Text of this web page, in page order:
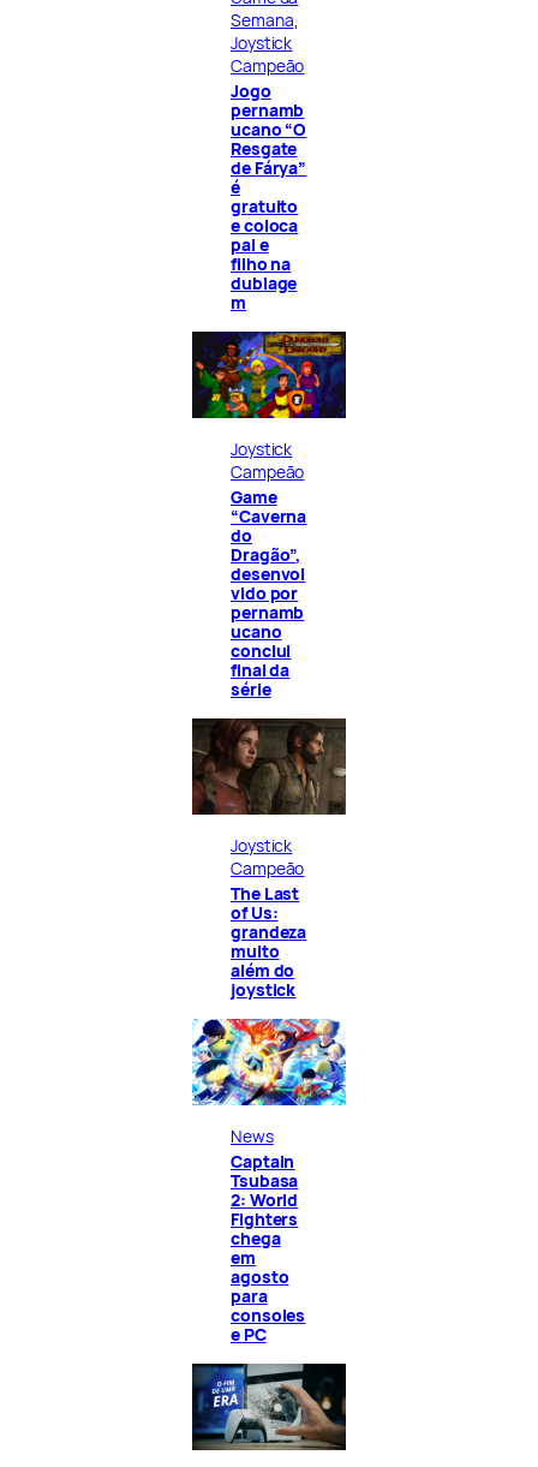
Semana
Joystick
Campeão
Jogo
pernamb
ucano “O
Resgate
de Fárya”
é
gratuito
e coloca
pai e
filho na
dublage
m
Joystick
Campeão
Game
“Caverna
do
Dragão”,
desenvol
vido por
pernamb
ucano
conclui
final da
série
Joystick
Campeão
The Last
of Us:
grandeza
muito
além do
joystick
News
Captain
Tsubasa
2: World
Fighters
chega
em
agosto
para
consoles
e PC